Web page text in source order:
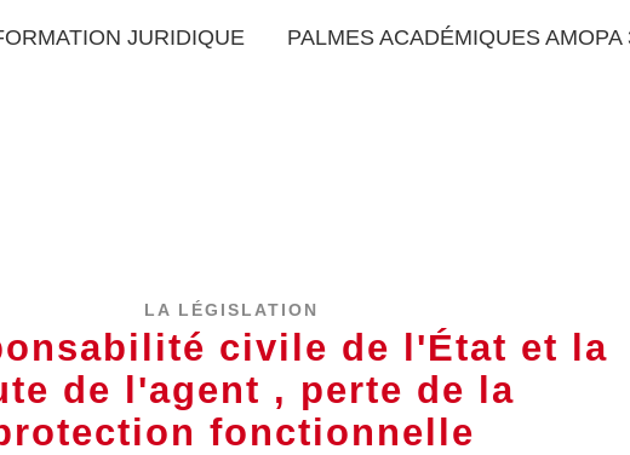
JURIDIQUE PALMES ACADÉMIQUES AMOPA
LA LÉGISLATION
civile de l'État et la
de l'agent , perte de la
fonctionnelle